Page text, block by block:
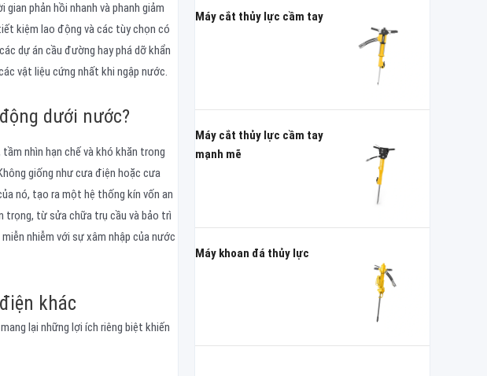
phản hồi nhanh và phanh giảm
kiệm lao động và các tùy chọn có
dự án cầu đường hay phá dỡ khẩn
vật liệu cứng nhất khi ngập nước.
dưới nước?
nhìn hạn chế và khó khăn trong
giống như cưa điện hoặc cưa
nó, tạo ra một hệ thống kín vốn an
trọng, từ sửa chữa trụ cầu và bảo trì
nhiễm với sự xâm nhập của nước
khác
lại những lợi ích riêng biệt khiến
Máy cắt thủy lực cầm tay
Máy cắt thủy lực cầm tay
mạnh mẽ
Máy khoan đá thủy lực